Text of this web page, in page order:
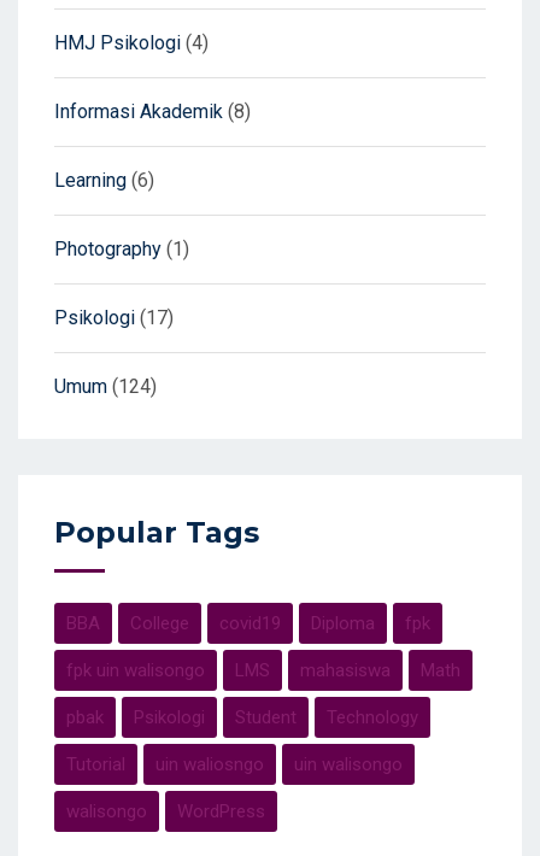
HMJ Psikologi (4)
Informasi Akademik (8)
Learning (6)
Photography (1)
Psikologi (17)
Umum (124)
Popular Tags
BBA College covid19 Diploma fpk
fpk uin walisongo LMS mahasiswa Math
pbak Psikologi Student Technology
Tutorial uin waliosngo uin walisongo
walisongo WordPress